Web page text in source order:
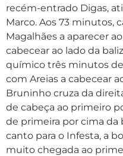
recém-entrado Digas,
Marco. Aos 73 minutos,
Magalhães a aparecer
cabecear ao lado da
químico três minutos
com Areias a cabecear
Bruninho cruza da
de cabeça ao primeiro
de primeira por cima da
canto para o Infesta, a
muito chegada ao